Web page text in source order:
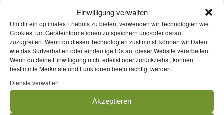
Einwilligung verwalten
Um dir ein optimales Erlebnis zu bieten, verwenden wir Technologien wie
Cookies, um Geräteinformationen zu speichern und/oder darauf
zuzugreifen. Wenn du diesen Technologien zustimmst, können wir Daten
wie das Surfverhalten oder eindeutige IDs auf dieser Website verarbeiten.
Wenn du deine Einwilligung nicht erteilst oder zurückziehst, können
bestimmte Merkmale und Funktionen beeinträchtigt werden.
Dienste verwalten
Akzeptieren
(Fotos: Maike Hahndorf)